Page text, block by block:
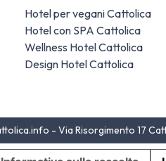
Hotel per vegani Cattolica
Hotel con SPA Cattolica
Wellness Hotel Cattolica
Design Hotel Cattolica
- Via Risorgimento 17